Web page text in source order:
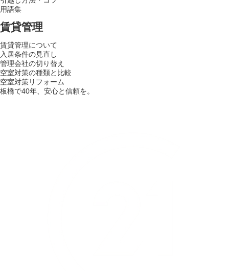
用語集
賃貸管理
賃貸管理について
入居条件の見直し
管理会社の切り替え
空室対策の種類と比較
空室対策リフォーム
板橋で40年、安心と信頼を。